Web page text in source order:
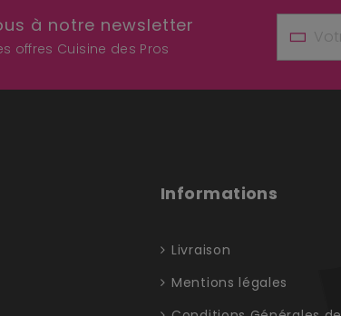
à notre newsletter
offres Cuisine des Pros
Informations
Livraison
Mentions légales